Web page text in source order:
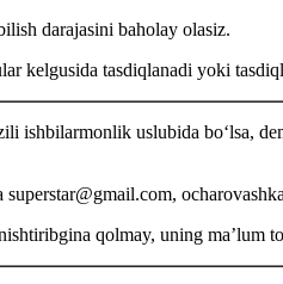
darajasini baholay olasiz.
kelgusida tasdiqlanadi yoki
ishbilarmonlik uslubida boʻlsa,
qolmay, uning ma’lum